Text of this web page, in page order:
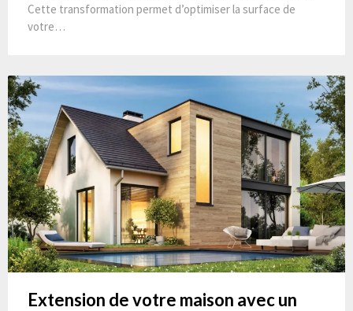
Cette transformation permet d’optimiser la surface de
votre…
Extension de votre maison avec un